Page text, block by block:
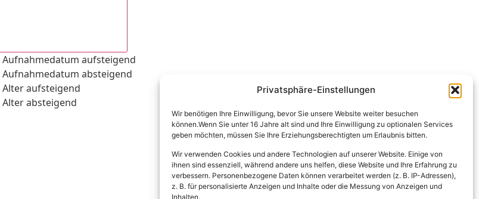
Privatsphäre-Einstellungen
Wir benötigen Ihre Einwilligung, bevor Sie unsere Website weiter besuchen
können.Wenn Sie unter 16 Jahre alt sind und Ihre Einwilligung zu optionalen Services
geben möchten, müssen Sie Ihre Erziehungsberechtigten um Erlaubnis bitten.
Wir verwenden Cookies und andere Technologien auf unserer Website. Einige von
ihnen sind essenziell, während andere uns helfen, diese Website und Ihre Erfahrung zu
verbessern. Personenbezogene Daten können verarbeitet werden (z. B. IP-Adressen),
z. B. für personalisierte Anzeigen und Inhalte oder die Messung von Anzeigen und
Inhalten.
Aufnahmedatum aufsteigend
Aufnahmedatum absteigend
Alter aufsteigend
Alter absteigend